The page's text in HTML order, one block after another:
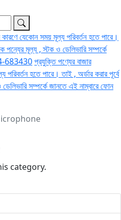
যেকোন সময় মূল্য পরিবর্তন হতে পারে।
পন্যের মূল্য , স্টক ও ডেলিভারি সম্পর্কে
683430প্রযুক্তি পণ্যের বাজার
হতে পারে। তাই , অর্ডার করার পূর্বে
সম্পর্কে জানতে এই নাম্বারে ফোন
category.